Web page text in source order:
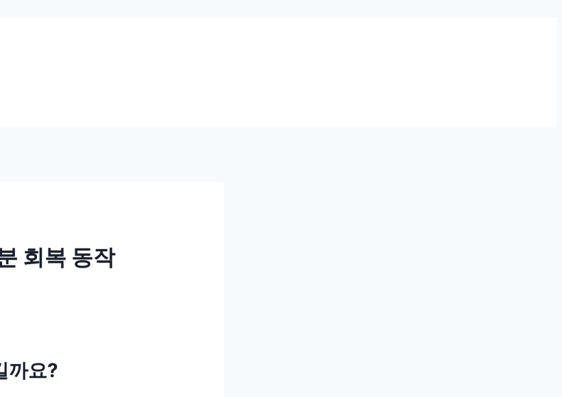
회복 동작
까요?